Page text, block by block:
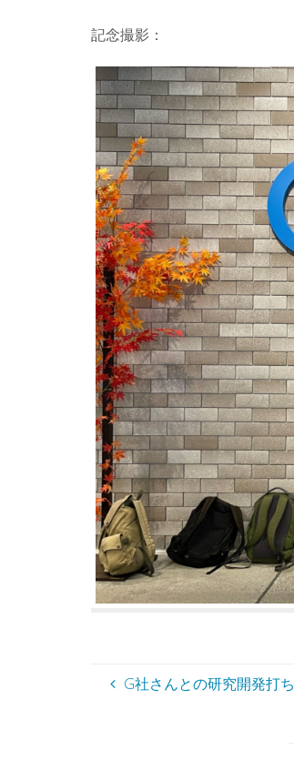
記念撮影：
G社さんとの研究開発打